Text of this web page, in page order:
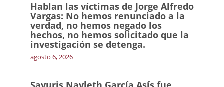
Hablan las víctimas de Jorge Alfredo
Vargas: No hemos renunciado a la
verdad, no hemos negado los
hechos, no hemos solicitado que la
investigación se detenga.
agosto 6, 2026